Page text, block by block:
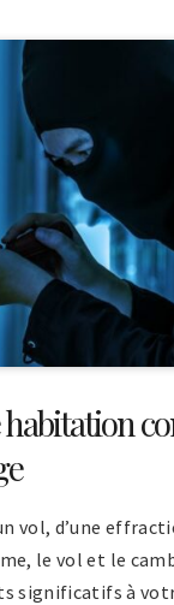
vol, d’une
le vol et le
significatifs à